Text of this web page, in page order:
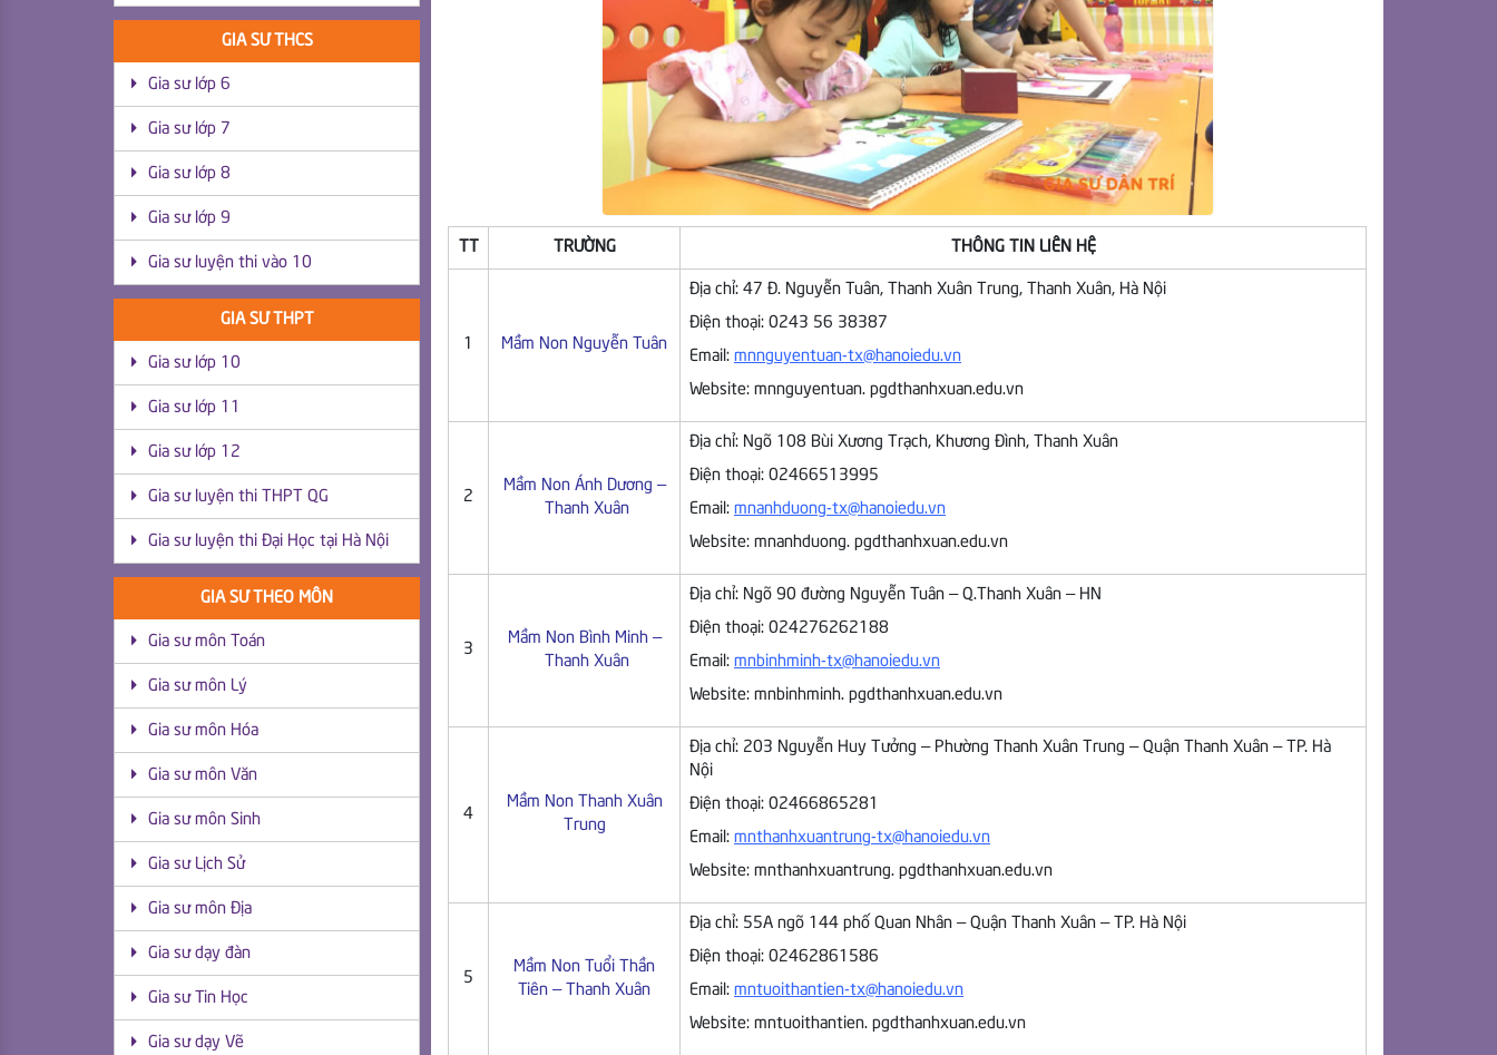
TRƯỜNG THÔNG TIN LIÊN HỆ
Mầm Non Nguyễn Tuân
Địa chỉ: 47 Đ. Nguyễn Tuân, Thanh Xuân Trung, Thanh Xuân, Hà Nội
Điện thoại: 0243 56 38387
Email: mnnguyentuan-tx@hanoiedu.vn
Website: mnnguyentuan. pgdthanhxuan.edu.vn
2
Mầm Non Ánh Dương –
Thanh Xuân
Địa chỉ: Ngõ 108 Bùi Xương Trạch, Khương Đình, Thanh Xuân
Điện thoại: 02466513995
Email: mnanhduong-tx@hanoiedu.vn
Website: mnanhduong. pgdthanhxuan.edu.vn
3
Mầm Non Bình Minh –
Thanh Xuân
Địa chỉ: Ngõ 90 đường Nguyễn Tuân – Q.Thanh Xuân – HN
Điện thoại: 024276262188
Email: mnbinhminh-tx@hanoiedu.vn
Website: mnbinhminh. pgdthanhxuan.edu.vn
4
Mầm Non Thanh Xuân
Trung
Địa chỉ: 203 Nguyễn Huy Tưởng – Phường Thanh Xuân Trung – Quận Thanh Xuân – TP. Hà
Nội
Điện thoại: 02466865281
Email: mnthanhxuantrung-tx@hanoiedu.vn
Website: mnthanhxuantrung. pgdthanhxuan.edu.vn
5
Mầm Non Tuổi Thần
Tiên – Thanh Xuân
Địa chỉ: 55A ngõ 144 phố Quan Nhân – Quận Thanh Xuân – TP. Hà Nội
Điện thoại: 02462861586
Email: mntuoithantien-tx@hanoiedu.vn
Website: mntuoithantien. pgdthanhxuan.edu.vn
GIA SƯ THCS
Gia sư lớp 6
Gia sư lớp 7
Gia sư lớp 8
Gia sư lớp 9
Gia sư luyện thi vào 10
GIA SƯ THPT
Gia sư lớp 10
Gia sư lớp 11
Gia sư lớp 12
Gia sư luyện thi THPT QG
Gia sư luyện thi Đại Học tại Hà Nội
GIA SƯ THEO MÔN
Gia sư môn Toán
Gia sư môn Lý
Gia sư môn Hóa
Gia sư môn Văn
Gia sư môn Sinh
Gia sư Lịch Sử
Gia sư môn Địa
Gia sư dạy đàn
Gia sư Tin Học
Gia sư dạy Vẽ